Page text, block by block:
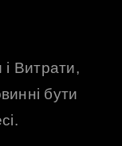
Витрати,
бути